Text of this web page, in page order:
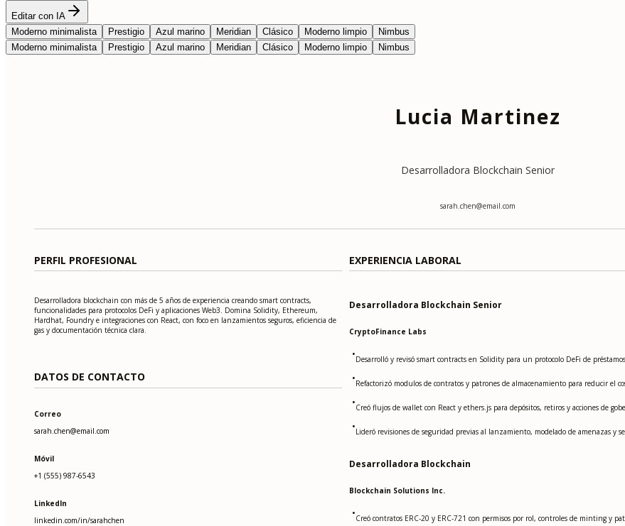
Editar con IA
Moderno minimalista
Prestigio Azul marino Meridian Clásico Moderno limpio
Nimbus
Moderno minimalista
Prestigio Azul marino Meridian Clásico Moderno limpio Nimbus
Lucia Martinez
Desarrolladora Blockchain Senior
sarah.chen@email.com
PERFIL PROFESIONAL
Desarrolladora blockchain con más de 5 años de experiencia creando smart contracts,
funcionalidades para protocolos DeFi y aplicaciones Web3. Domina Solidity, Ethereum,
Hardhat, Foundry e integraciones con React, con foco en lanzamientos seguros, eficiencia de
gas y documentación técnica clara.
DATOS DE CONTACTO
Correo
sarah.chen@email.com
Móvil
+1 (555) 987-6543
LinkedIn
linkedin.com/in/sarahchen
EXPERIENCIA LABORAL
Desarrolladora Blockchain Senior
CryptoFinance Labs
•Desarrolló y revisó smart contracts en Solidity para un protocolo DeFi de
•Refactorizó modulos de contratos y patrones de almacenamiento para reducir el
•Creó flujos de wallet con React y ethers.js para depósitos, retiros y acciones de
•Lideró revisiones de seguridad previas al lanzamiento, modelado de amenazas y
Desarrolladora Blockchain
Blockchain Solutions Inc.
•Creó contratos ERC-20 y ERC-721 con permisos por rol, controles de minting y